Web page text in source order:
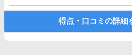
得点・口コミの詳細